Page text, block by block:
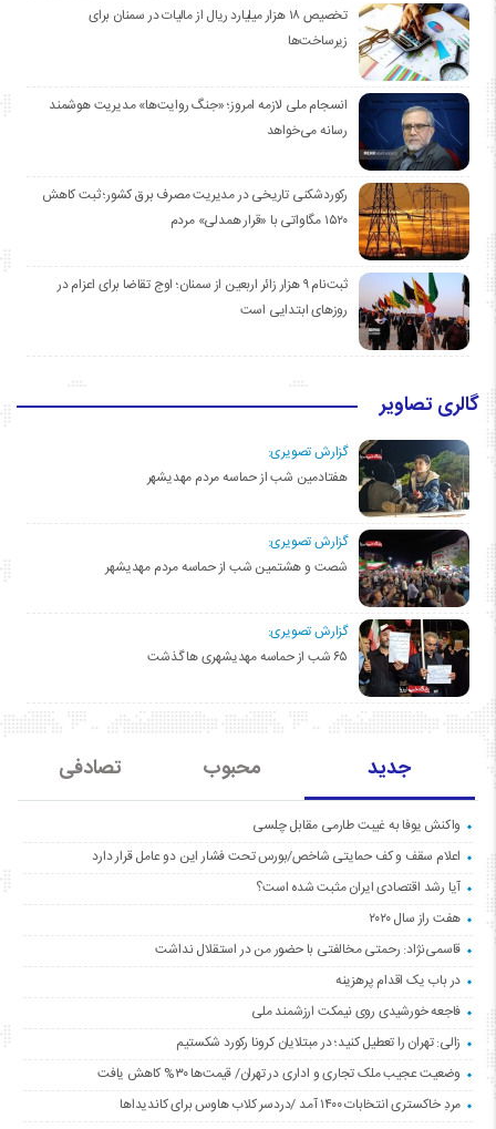
تخصیص ۱۸ هزار میلیارد ریال از مالیات در سمنان برای
زیرساخت‌ها
انسجام ملی لازمه امروز؛ «جنگ روایت‌ها» مدیریت هوشمند
رسانه می‌خواهد
رکوردشکنی تاریخی در مدیریت مصرف برق کشور؛ ثبت کاهش
۱۵۲۰ مگاواتی با «قرار همدلی» مردم
ثبت‌نام ۹ هزار زائر اربعین از سمنان؛ اوج تقاضا برای اعزام در
روزهای ابتدایی است
گالری تصاویر
گزارش تصویری:
هفتادمین شب از حماسه مردم مهدیشهر
گزارش تصویری:
شصت و هشتمین شب از حماسه مردم مهدیشهر
گزارش تصویری:
۶۵ شب از حماسه مهدیشهری ها گذشت
جدید محبوب تصادفی
واکنش یوفا به غیبت طارمی مقابل چلسی
اعلام سقف و کف حمایتی شاخص/بورس تحت فشار این دو عامل قرار دارد
آیا رشد اقتصادی ایران مثبت شده است؟
هفت راز سال ۲۰۲۰
قاسمی‌نژاد: رحمتی مخالفتی با حضور من در استقلال نداشت
در باب یک اقدام پرهزینه
فاجعه خورشیدی روی نیمکت ارزشمند ملی
زالی: تهران را تعطیل کنید؛ در مبتلایان کرونا رکورد شکستیم
وضعیت عجیب ملک تجاری و اداری در تهران/ قیمت‌ها ۳۰% کاهش یافت
مردِ خاکستری انتخابات ۱۴۰۰ آمد /دردسر کلاب هاوس برای کاندیداها